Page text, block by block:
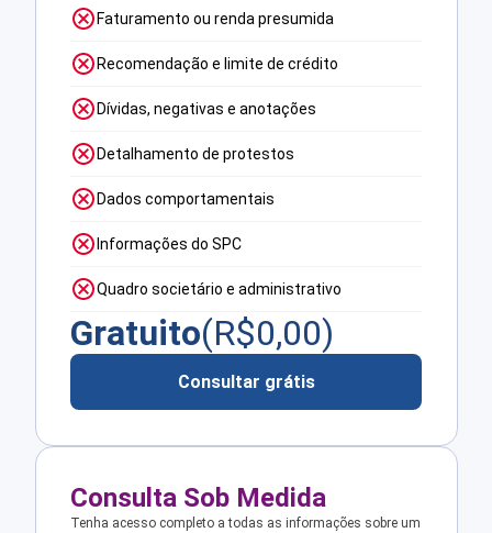
Faturamento ou renda presumida
Recomendação e limite de crédito
Dívidas, negativas e anotações
Detalhamento de protestos
Dados comportamentais
Informações do SPC
Quadro societário e administrativo
Gratuito(R$0,00)
Consultar grátis
Consulta Sob Medida
Tenha acesso completo a todas as informações sobre um